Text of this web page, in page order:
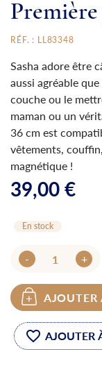
Première
RÉF. : LL83348
Sasha adore être
aussi agréable
couche ou le
maman ou un
36 cm est
vêtements,
magnétique !
39,00 €
En stock
- +
AJOUTER
favorite_border